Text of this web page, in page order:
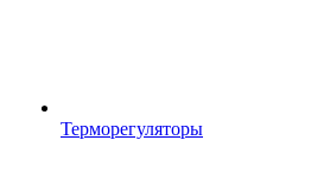
Терморегуляторы